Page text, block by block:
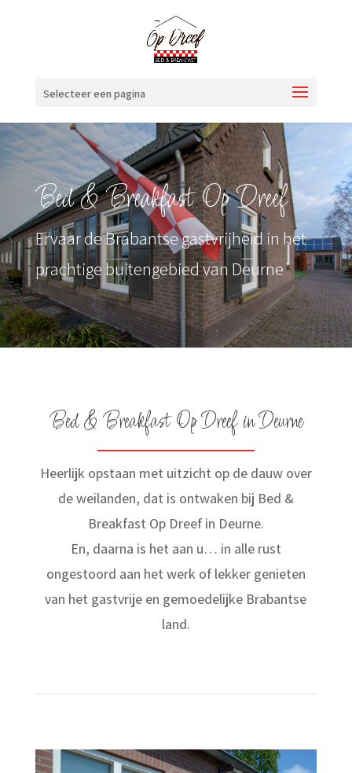
Selecteer een pagina
Bed & Breakfast Op Dreef
Ervaar de Brabantse gastvrijheid in het
prachtige buitengebied van Deurne
Bed & Breakfast Op Dreef in Deurne
Heerlijk opstaan met uitzicht op de dauw over
de weilanden, dat is ontwaken bij Bed &
Breakfast Op Dreef in Deurne.
En, daarna is het aan u… in alle rust
ongestoord aan het werk of lekker genieten
van het gastvrije en gemoedelijke Brabantse
land.